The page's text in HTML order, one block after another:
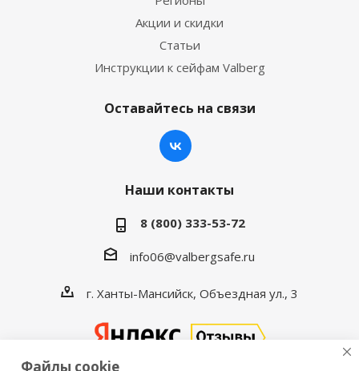
Акции и скидки
Статьи
Инструкции к сейфам Valberg
Оставайтесь на связи
Наши контакты
8 (800) 333-53-72
info06@valbergsafe.ru
г. Ханты-Мансийск, Объездная ул., 3
Файлы cookie